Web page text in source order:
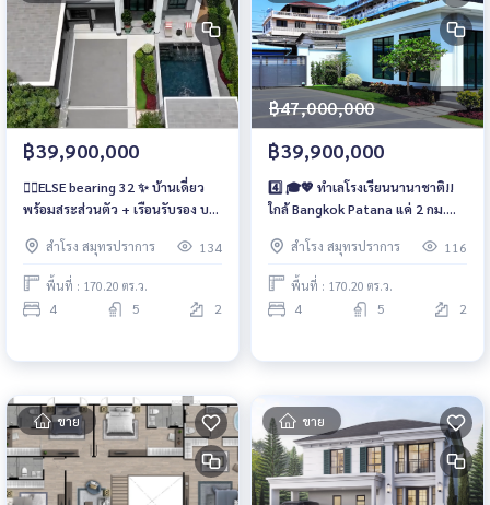
฿39,900,000
🏊‍♂️ELSE bearing 32 ✨ บ้านเดี่ยว
พร้อมสระส่วนตัว + เรือนรับรอง บน
ล้าน🔥 📞 093-1681685 | 065-
4496399 | 💚 LINE: @wsrcondo
สำโรง สมุทรปราการ 134
พื้นที่ : 170.20 ตร.ว.
4 5 2
฿47,000,000
฿39,900,000
4️⃣ 🎓💖 ทำเลโรงเรียนนานาชาติ!!
ใกล้ Bangkok Patana แค่ 2 กม.
093-1681685 | 065-4496399 | 💚
LINE: @wsrcondo
สำโรง สมุทรปราการ 116
พื้นที่ : 170.20 ตร.ว.
4 5 2
ขาย ขาย